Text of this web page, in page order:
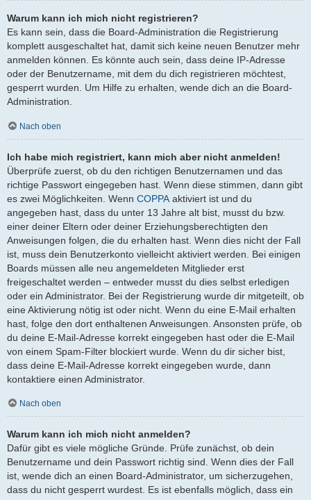
Warum kann ich mich nicht registrieren?
Es kann sein, dass die Board-Administration die Registrierung
komplett ausgeschaltet hat, damit sich keine neuen Benutzer mehr
anmelden können. Es könnte auch sein, dass deine IP-Adresse
oder der Benutzername, mit dem du dich registrieren möchtest,
gesperrt wurden. Um Hilfe zu erhalten, wende dich an die Board-
Administration.
Nach oben
Ich habe mich registriert, kann mich aber nicht anmelden!
Überprüfe zuerst, ob du den richtigen Benutzernamen und das
richtige Passwort eingegeben hast. Wenn diese stimmen, dann gibt
es zwei Möglichkeiten. Wenn COPPA aktiviert ist und du
angegeben hast, dass du unter 13 Jahre alt bist, musst du bzw.
einer deiner Eltern oder deiner Erziehungsberechtigten den
Anweisungen folgen, die du erhalten hast. Wenn dies nicht der Fall
ist, muss dein Benutzerkonto vielleicht aktiviert werden. Bei einigen
Boards müssen alle neu angemeldeten Mitglieder erst
freigeschaltet werden – entweder musst du dies selbst erledigen
oder ein Administrator. Bei der Registrierung wurde dir mitgeteilt, ob
eine Aktivierung nötig ist oder nicht. Wenn du eine E-Mail erhalten
hast, folge den dort enthaltenen Anweisungen. Ansonsten prüfe, ob
du deine E-Mail-Adresse korrekt eingegeben hast oder die E-Mail
von einem Spam-Filter blockiert wurde. Wenn du dir sicher bist,
dass deine E-Mail-Adresse korrekt eingegeben wurde, dann
kontaktiere einen Administrator.
Nach oben
Warum kann ich mich nicht anmelden?
Dafür gibt es viele mögliche Gründe. Prüfe zunächst, ob dein
Benutzername und dein Passwort richtig sind. Wenn dies der Fall
ist, wende dich an einen Board-Administrator, um sicherzugehen,
dass du nicht gesperrt wurdest. Es ist ebenfalls möglich, dass ein